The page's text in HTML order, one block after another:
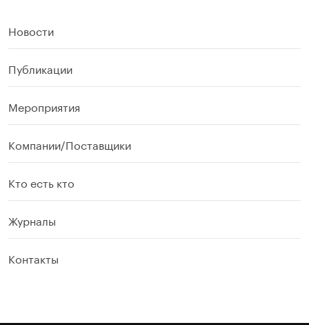
Новости
Публикации
Мероприятия
Компании/Поставщики
Кто есть кто
Журналы
Контакты